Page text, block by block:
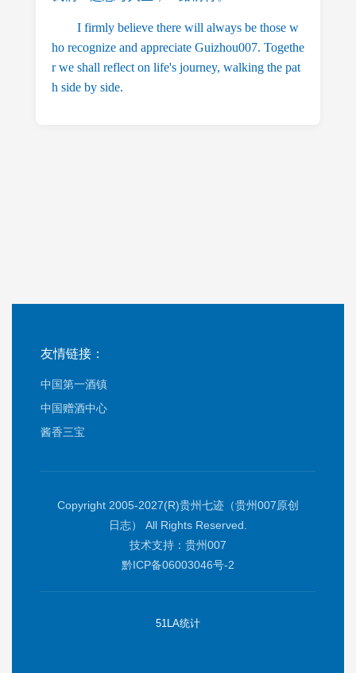
I firmly believe there will always be those w
ho recognize and appreciate Guizhou007. Togethe
r we shall reflect on life's journey, walking the pat
h side by side.
友情链接：
中国第一酒镇
中国赠酒中心
酱香三宝
Copyright 2005-2027(R)贵州七迹（贵州007原创
日志） All Rights Reserved.
技术支持： 贵州007
黔ICP备06003046号-2
51LA统计